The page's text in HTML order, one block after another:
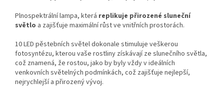
Plnospektrální lampa, která replikuje přirozené sluneční
světlo a zajišťuje maximální růst ve vnitřních prostorách.
10 LED pěstebních světel dokonale stimuluje veškerou
fotosyntézu, kterou vaše rostliny získávají ze slunečního světla,
což znamená, že rostou, jako by byly vždy v ideálních
venkovních světelných podmínkách, což zajišťuje nejlepší,
nejrychlejší a přirozený vývoj.